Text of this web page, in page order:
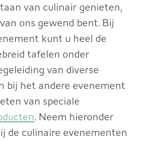
van culinair genieten,
ons gewend bent. Bij
kunt u heel de
tafelen onder
van diverse
bij het andere evenement
van speciale
. Neem hieronder
de culinaire evenementen